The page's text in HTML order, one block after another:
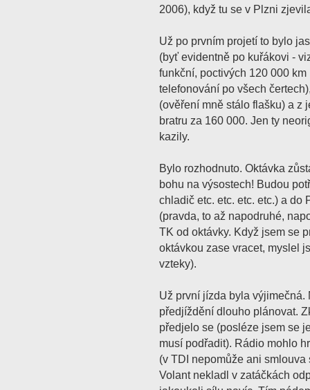
2006), když tu se v Plzni
Už po prvním projetí to bylo
(byť evidentně po kuřákovi -
funkční, poctivých 120 000
telefonování po všech
(ověření mně stálo flašku) a z
bratru za 160 000. Jen ty
kazily.
Bylo rozhodnuto. Oktávka
bohu na výsostech! Budou
chladič etc. etc. etc. etc.) a do
(pravda, to až napodruhé,
TK od oktávky. Když jsem se
oktávkou zase vracet, myslel
vzteky).
Už první jízda byla
předjíždění dlouho plánovat.
předjelo se (posléze jsem se
musí podřadit). Rádio mohlo
(v TDI nepomůže ani
Volant nekladl v zatáčkách